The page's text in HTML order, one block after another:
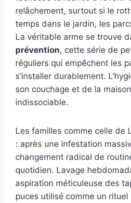
relâchement, surtout si le
temps dans le jardin, les
La véritable arme se trouve
prévention, cette série de
réguliers qui empêchent les
s’installer durablement.
son couchage et de la
indissociable.
Les familles comme celle de
: après une infestation
changement radical de
quotidien. Lavage
aspiration méticuleuse des
puces utilisé comme un